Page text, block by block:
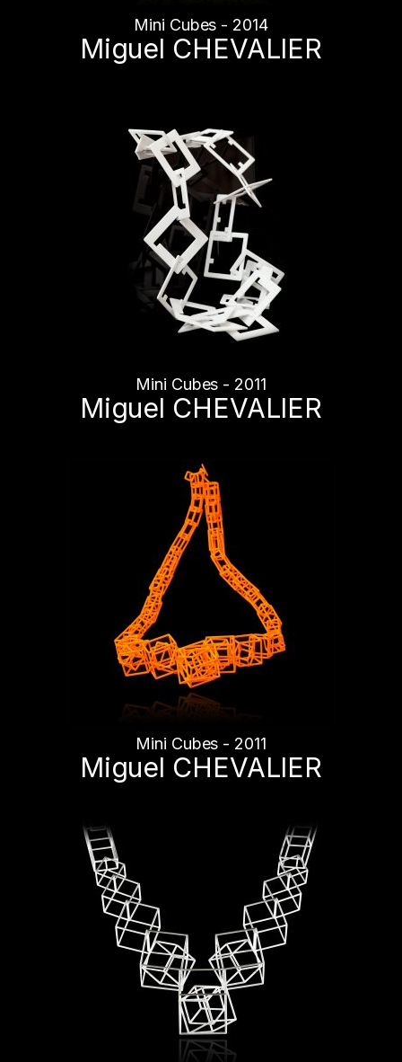
Mini Cubes - 2014
Miguel CHEVALIER
Mini Cubes - 2011
Miguel CHEVALIER
Mini Cubes - 2011
Miguel CHEVALIER